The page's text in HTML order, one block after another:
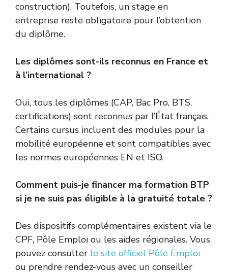
construction). Toutefois, un stage en
entreprise reste obligatoire pour l’obtention
du diplôme.
Les diplômes sont-ils reconnus en France et
à l’international ?
Oui, tous les diplômes (CAP, Bac Pro, BTS,
certifications) sont reconnus par l’État français.
Certains cursus incluent des modules pour la
mobilité européenne et sont compatibles avec
les normes européennes EN et ISO.
Comment puis-je financer ma formation BTP
si je ne suis pas éligible à la gratuité totale ?
Des dispositifs complémentaires existent via le
CPF, Pôle Emploi ou les aides régionales. Vous
pouvez consulter le site officiel Pôle Emploi
ou prendre rendez-vous avec un conseiller